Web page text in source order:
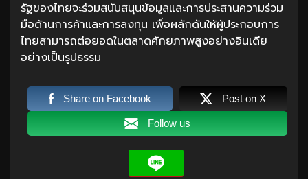
รัฐของไทยจะร่วมสนับสนุนข้อมูลและการประสานความร่วม
มือด้านการค้าและการลงทุน เพื่อผลักดันให้ผู้ประกอบการ
ไทยสามารถต่อยอดในตลาดศักยภาพสูงอย่างอินเดีย
อย่างเป็นรูปธรรม
Share on Facebook Post on X
Follow us